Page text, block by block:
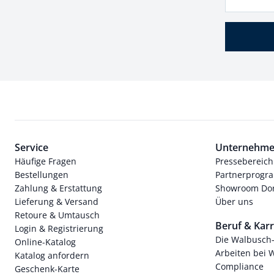
Service
Häufige Fragen
Bestellungen
Zahlung & Erstattung
Lieferung & Versand
Retoure & Umtausch
Login & Registrierung
Online-Katalog
Katalog anfordern
Geschenk-Karte
Pressebereich
Showroom
Über uns
Beruf &
Die
Arbeiten bei
Compliance